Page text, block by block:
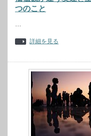
つのこと
…
詳細を見る